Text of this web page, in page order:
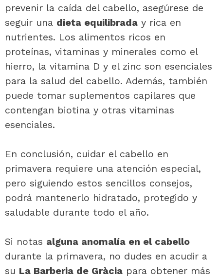
prevenir la caída del cabello, asegúrese de
seguir una dieta equilibrada y rica en
nutrientes. Los alimentos ricos en
proteínas, vitaminas y minerales como el
hierro, la vitamina D y el zinc son esenciales
para la salud del cabello. Además, también
puede tomar suplementos capilares que
contengan biotina y otras vitaminas
esenciales.
En conclusión, cuidar el cabello en
primavera requiere una atención especial,
pero siguiendo estos sencillos consejos,
podrá mantenerlo hidratado, protegido y
saludable durante todo el año.
Si notas alguna anomalía en el cabello
durante la primavera, no dudes en acudir a
su La Barberia de Gràcia para obtener más